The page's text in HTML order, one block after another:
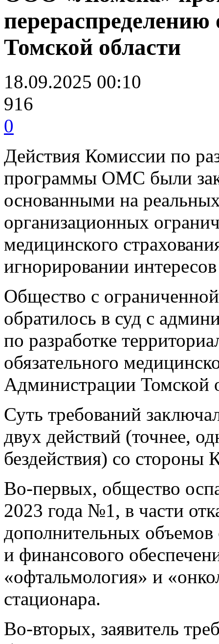
Томской области
18.09.2025 00:10
916
0
Действия Комиссии по
программы ОМС были
основанными на
организационных
медицинского
игнорировании интересов
Общество с
обратилось в суд с
по разработке
обязательного
Администрации Томской
Суть требований
двух действий (точнее,
бездействия) со стороны
Во-первых, общество
2023 года №1, в части
дополнительных
и финансового
«офтальмология» и
стационара.
Во-вторых, заявитель